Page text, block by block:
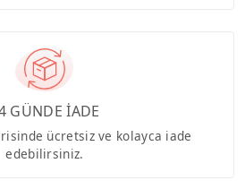
GÜNDE İADE
ücretsiz ve kolayca iade
edebilirsiniz.